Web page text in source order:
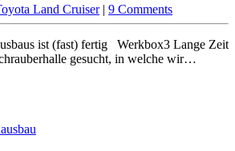
Land Cruiser | 9 Comments
ist (fast) fertig Werkbox3 Lange Zeit
gesucht, in welche wir…